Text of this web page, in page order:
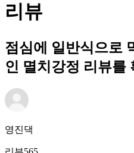
리뷰
점심에 일반식으로
인 멸치강정 리뷰를
영진댁